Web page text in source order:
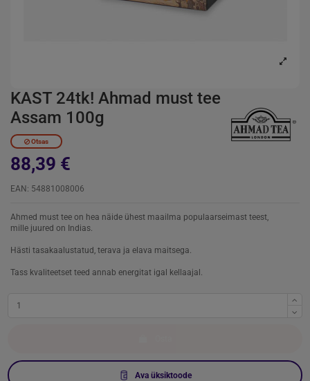
KAST 24tk! Ahmad must tee
Assam 100g
Otsas
88,39 €
EAN: 54881008006
Ahmed must tee on hea näide ühest maailma populaarseimast teest,
mille juured on Indias.
Hästi tasakaalustatud, terava ja elava maitsega.
Tass kvaliteetset teed annab energitat igal kellaajal.
Ava üksiktoode